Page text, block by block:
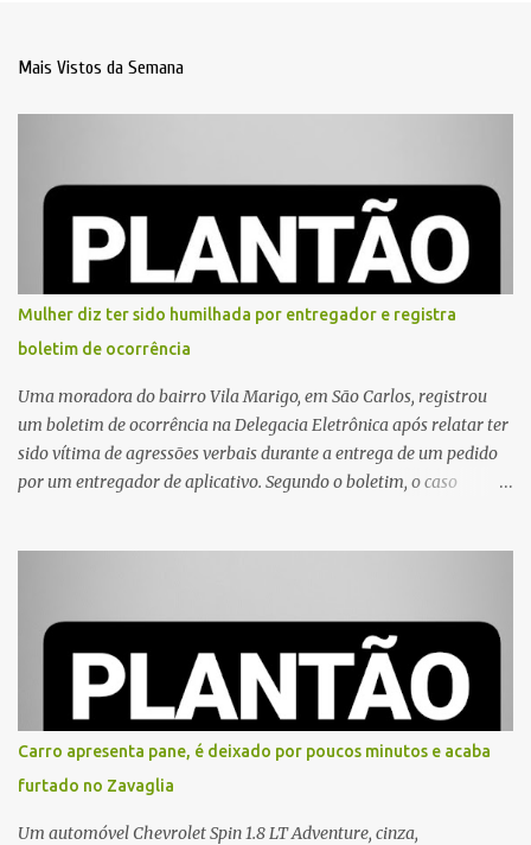
Mais Vistos da Semana
Mulher diz ter sido humilhada por entregador e registra
boletim de ocorrência
Uma moradora do bairro Vila Marigo, em São Carlos, registrou
um boletim de ocorrência na Delegacia Eletrônica após relatar ter
sido vítima de agressões verbais durante a entrega de um pedido
por um entregador de aplicativo. Segundo o boletim, o caso
proximidades. Ainda conforme o registro policial, a vítima relatou
que, ao receber a entrega, voltou a ser ofendida com palavras de
baixo calão e insultos. Ela informou à Polícia Civil que mora
sozinha e que se sentiu ameaçada, coagida e humilhada com a
situação. Fonte: São Carlos Agora
Carro apresenta pane, é deixado por poucos minutos e acaba
furtado no Zavaglia
Um automóvel Chevrolet Spin 1.8 LT Adventure, cinza,